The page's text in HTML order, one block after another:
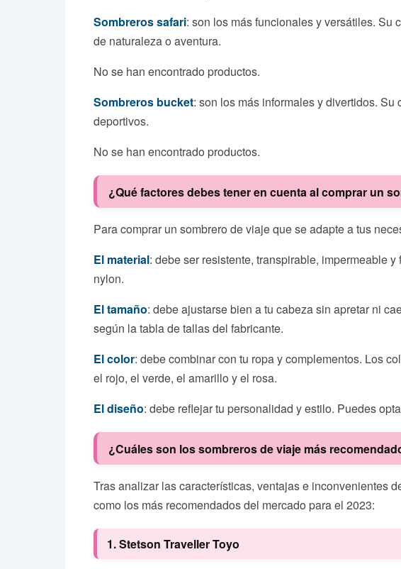
Sombreros safari: son los más funcionales y versátiles. Su
de naturaleza o aventura.
No se han encontrado productos.
Sombreros bucket: son los más informales y divertidos.
deportivos.
No se han encontrado productos.
¿Qué factores debes tener en cuenta al comprar un
Para comprar un sombrero de viaje que se adapte a tus
El material: debe ser resistente, transpirable, impermeable
nylon.
El tamaño: debe ajustarse bien a tu cabeza sin apretar ni
según la tabla de tallas del fabricante.
El color: debe combinar con tu ropa y complementos. Los
el rojo, el verde, el amarillo y el rosa.
El diseño: debe reflejar tu personalidad y estilo. Puedes
¿Cuáles son los sombreros de viaje más
Tras analizar las características, ventajas e inconvenientes
como los más recomendados del mercado para el 2023:
1. Stetson Traveller Toyo